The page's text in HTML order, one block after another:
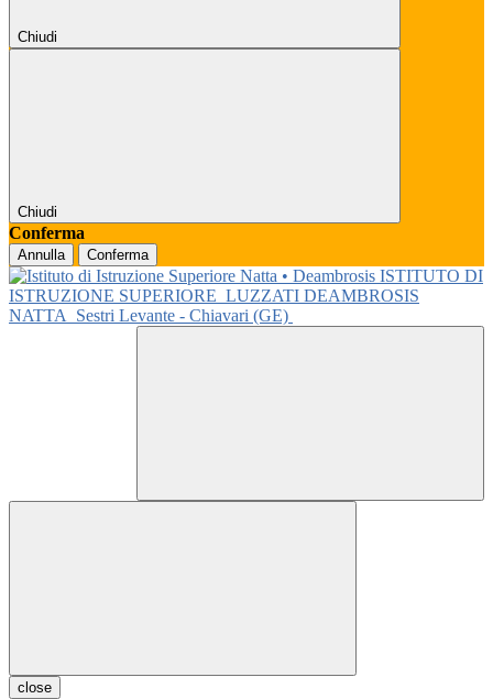
Chiudi
Chiudi
Conferma
Annulla Conferma
ISTITUTO DI
ISTRUZIONE SUPERIORE LUZZATI DEAMBROSIS
NATTA
Sestri Levante - Chiavari (GE)
close